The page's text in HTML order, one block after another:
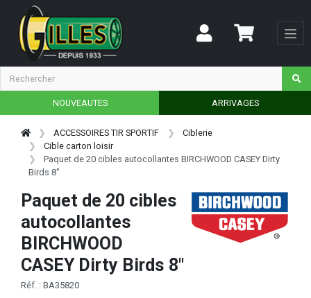
NOUVEAUTES ARRIVAGES
ACCESSOIRES TIR SPORTIF
Ciblerie
Cible carton loisir
Paquet de 20 cibles autocollantes BIRCHWOOD CASEY Dirty
Birds 8"
Paquet de 20 cibles
autocollantes
BIRCHWOOD
CASEY Dirty Birds 8"
Réf. : BA35820